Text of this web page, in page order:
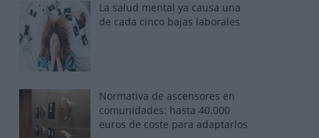
La salud mental ya causa una
de cada cinco bajas laborales
Normativa de ascensores en
comunidades: hasta 40.000
euros de coste para adaptarlos